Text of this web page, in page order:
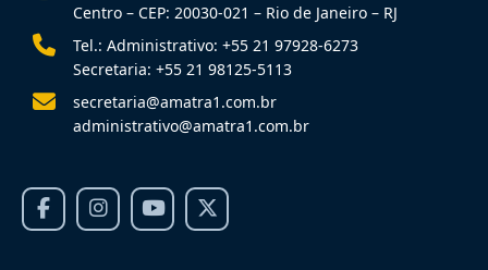
Centro – CEP: 20030-021 – Rio de Janeiro – RJ
Tel.: Administrativo: +55 21 97928-6273
Secretaria: +55 21 98125-5113
secretaria@amatra1.com.br
administrativo@amatra1.com.br